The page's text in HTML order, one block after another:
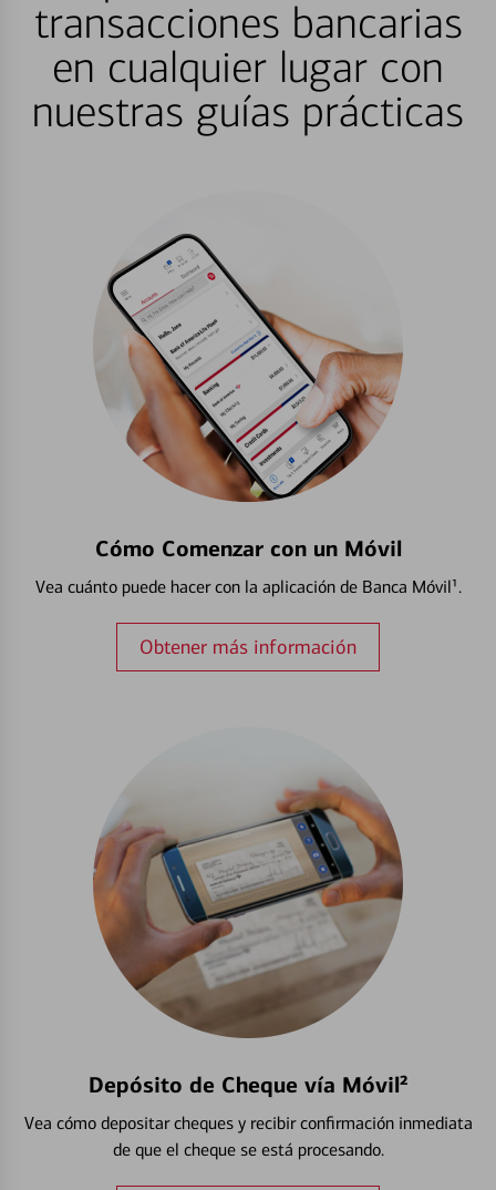
transacciones bancarias
en cualquier lugar con
nuestras guías prácticas
Cómo Comenzar con un Móvil
Vea cuánto puede hacer con la aplicación de Banca Móvil¹.
Obtener más información
Depósito de Cheque vía Móvil²
Vea cómo depositar cheques y recibir confirmación inmediata
de que el cheque se está procesando.